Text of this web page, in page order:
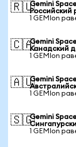
🇷🇺Gemini
Российский
1 GEMIon
🇨🇦Gemini
Канадский
1 GEMIon
🇦🇺Gemini
1 GEMIon
🇸🇬Gemini
1 GEMIon